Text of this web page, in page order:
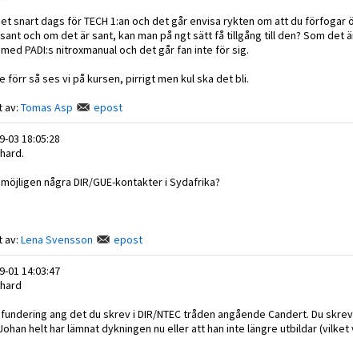
snart dags för TECH 1:an och det går envisa rykten om att du
och om det är sant, kan man på ngt sätt få tillgång till den? Som det
PADI:s nitroxmanual och det går fan inte för sig.
förr så ses vi på kursen, pirrigt men kul ska det bli.
av: Tomas Asp epost
03 18:05:28
några DIR/GUE-kontakter i Sydafrika?
av: Lena Svensson epost
01 14:03:47
ang det du skrev i DIR/NTEC tråden angående Candert. Du
helt har lämnat dykningen nu eller att han inte längre utbildar